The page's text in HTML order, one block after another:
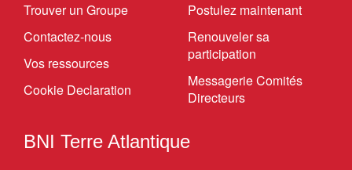
Trouver un Groupe
Contactez-nous
Vos ressources
Cookie Declaration
Postulez maintenant
Renouveler sa
participation
Messagerie Comités
Directeurs
BNI Terre Atlantique